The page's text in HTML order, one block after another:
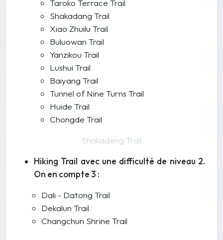
Taroko Terrace Trail
Shakadang Trail
Xiao Zhuilu Trail
Buluowan Trail
Yanzikou Trail
Lushui Trail
Baiyang Trail
Tunnel of Nine Turns Trail
Huide Trail
Chongde Trail
Shakadeng Trail
Hiking Trail avec une difficulté de niveau 2.
On en compte 3 :
Dali - Datong Trail
Dekalun Trail
Changchun Shrine Trail